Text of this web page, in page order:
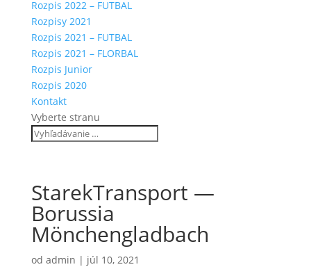
Rozpis 2022 – FUTBAL
Rozpisy 2021
Rozpis 2021 – FUTBAL
Rozpis 2021 – FLORBAL
Rozpis Junior
Rozpis 2020
Kontakt
Vyberte stranu
StarekTransport —
Borussia
Mönchengladbach
od admin | júl 10, 2021